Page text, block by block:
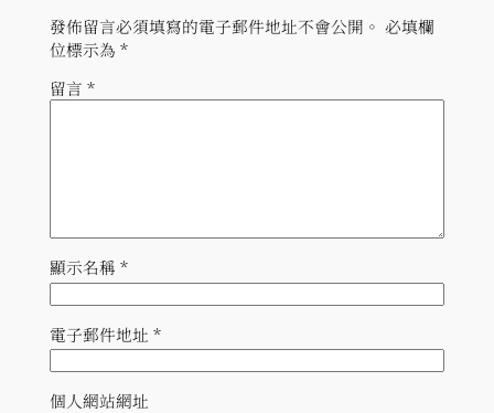
發佈留言必須填寫的電子郵件地址不會公開。 必填欄
位標示為*
留言*
顯示名稱*
電子郵件地址*
個人網站網址